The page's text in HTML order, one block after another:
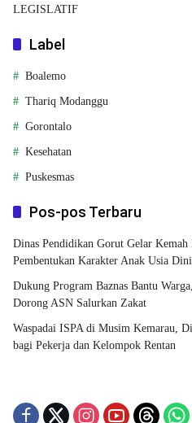
LEGISLATIF
Label
Boalemo
Thariq Modanggu
Gorontalo
Kesehatan
Puskesmas
Pos-pos Terbaru
Dinas Pendidikan Gorut Gelar
Pembentukan Karakter Anak Usia Dini
Dukung Program Baznas Bantu
Dorong ASN Salurkan Zakat
Waspadai ISPA di Musim Kemarau,
bagi Pekerja dan Kelompok Rentan